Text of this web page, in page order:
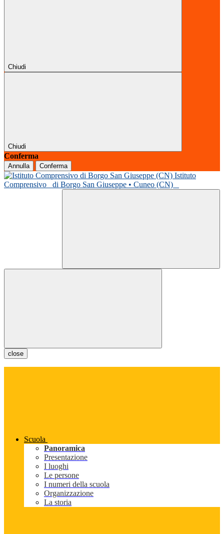
Chiudi
Chiudi
Conferma
Annulla Conferma
Istituto
Comprensivo
di Borgo San Giuseppe • Cuneo (CN)
close
Scuola
Panoramica
Presentazione
I luoghi
Le persone
I numeri della scuola
Organizzazione
La storia